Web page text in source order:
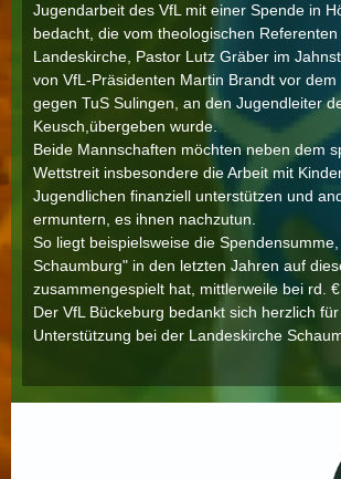
Jugendarbeit des VfL mit einer Spende in
bedacht, die vom theologischen
Landeskirche, Pastor Lutz Gräber im
von VfL-Präsidenten Martin Brandt vor dem
gegen TuS Sulingen, an den Jugendleiter
Keusch,übergeben wurde.
Beide Mannschaften möchten neben dem
Wettstreit insbesondere die Arbeit mit
Jugendlichen finanziell unterstützen und
ermuntern, es ihnen nachzutun.
So liegt beispielsweise die
Schaumburg" in den letzten Jahren auf
zusammengespielt hat, mittlerweile bei rd. €
Der VfL Bückeburg bedankt sich herzlich
Unterstützung bei der Landeskirche